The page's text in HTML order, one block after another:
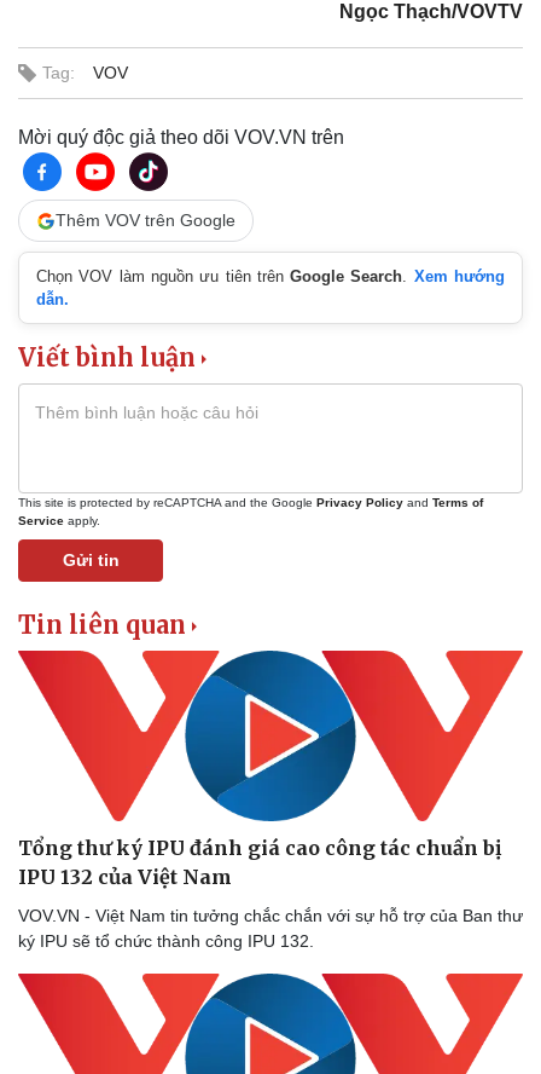
Khởi nghiệp
Tiêu dùng
Ngọc Thạch/VOVTV
Tag: VOV
Mời quý độc giả theo dõi VOV.VN trên
Thêm VOV trên Google
Chọn VOV làm nguồn ưu tiên trênGoogle Search. Xem hướng
dẫn.
Viết bình luận
This site is protected by reCAPTCHA and the Google Privacy Policy and Terms of
Service apply.
Gửi tin
Tin liên quan
Tổng thư ký IPU đánh giá cao công tác chuẩn bị
IPU 132 của Việt Nam
VOV.VN - Việt Nam tin tưởng chắc chắn với sự hỗ trợ của Ban thư
ký IPU sẽ tổ chức thành công IPU 132.